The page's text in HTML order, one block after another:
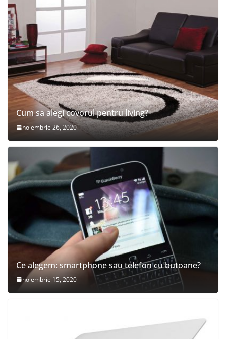
Cum sa alegi covorul pentru living?
noiembrie 26, 2020
Ce alegem: smartphone sau telefon cu butoane?
noiembrie 15, 2020